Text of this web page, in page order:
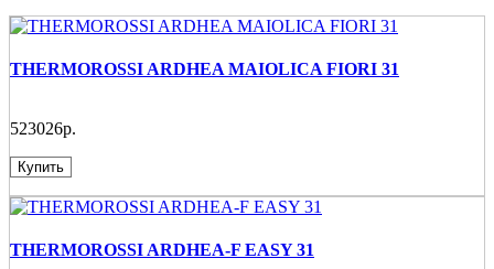
THERMOROSSI ARDHEA MAIOLICA FIORI 31
523026р.
Купить
THERMOROSSI ARDHEA-F EASY 31